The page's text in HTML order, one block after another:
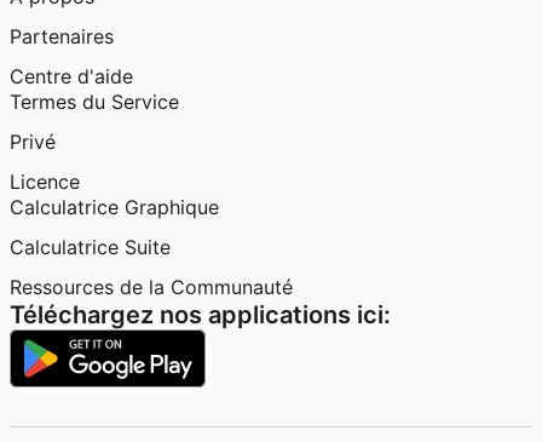
Partenaires
Centre d'aide
Termes du Service
Privé
Licence
Calculatrice Graphique
Calculatrice Suite
Ressources de la Communauté
Téléchargez nos applications ici: